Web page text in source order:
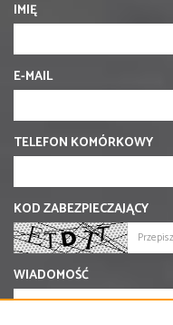
IMIĘ
E-MAIL
TELEFON KOMÓRKOWY
KOD ZABEZPIECZAJĄCY
WIADOMOŚĆ